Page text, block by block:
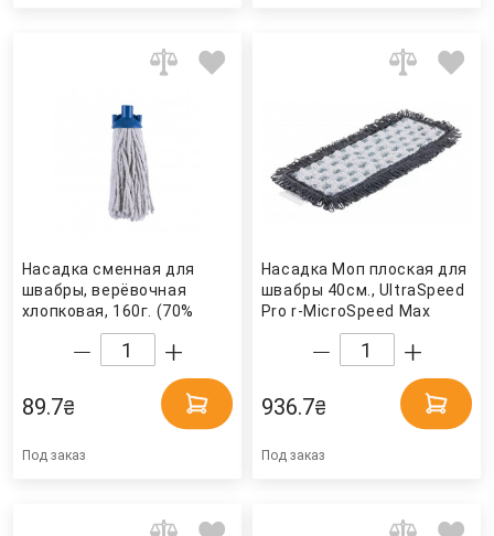
Насадка сменная для
швабры, верёвочная
хлопковая, 160г. (70%
хлопок, 30% полиэстер)
Eco Fabric
89.7₴
Под заказ
Насадка Моп плоская для
швабры 40см., UltraSpeed
Pro r-MicroSpeed Max
(173477) Vileda
Professional
936.7₴
Под заказ